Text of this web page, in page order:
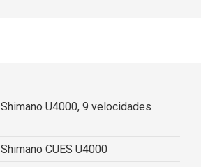
Shimano U4000, 9 velocidades
Shimano CUES U4000